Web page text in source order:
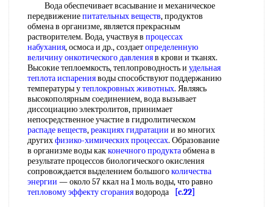
Вода обеспечивает всасывание и механическое
передвижениепитательных веществ, продуктов
обмена в организме, является прекрасным
растворителем. Вода, участвуя в процессах
набухания, осмоса и др., создаетопределенную
величинуонкотического давленияв крови и тканях.
Высокие теплоемкость, теплопроводность и удельная
теплота испаренияводы способствуют поддержанию
температуры утеплокровных животных. Являясь
высокополярным соединением, вода вызывает
диссоциацию электролитов, принимает
непосредственное участие в гидролитическом
распаде веществ,реакциях гидратации и во многих
другихфизико-химических процессах. Образование
в организме воды какконечного продуктаобмена в
результате процессов биологического окисления
сопровождается выделением большогоколичества
энергии — около 57 ккал на 1 моль воды, что равно
тепловому эффекту сгоранияводорода
[c.22]